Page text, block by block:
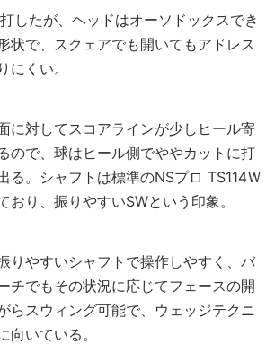
したが、ヘッドはオーソドックスでき
状で、スクェアでも開いてもアドレス
にくい。
に対してスコアラインが少しヒール寄
ので、球はヒール側でややカットに打
る。シャフトは標準のNSプロ TS114Ｗ
おり、振りやすいSWという印象。
りやすいシャフトで操作しやすく、バ
チでもその状況に応じてフェースの開
らスウィング可能で、ウェッジテクニ
向いている。